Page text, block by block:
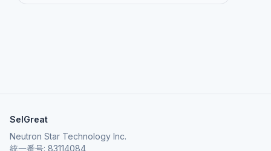
SelGreat
Neutron Star Technology Inc.
統一番号: 83114084